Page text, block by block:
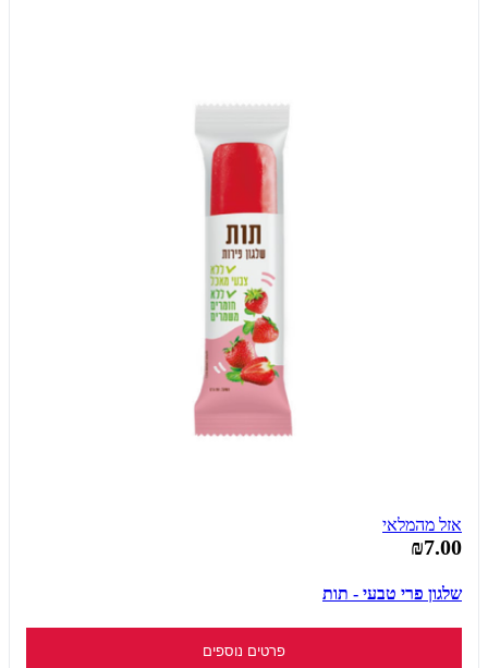
אזל מהמלאי
₪7.00
שלגון פרי טבעי - תות
פרטים נוספים